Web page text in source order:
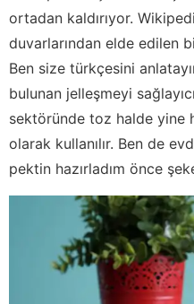
ortadan kaldırıyor.
duvarlarından elde edilen
Ben size türkçesini
bulunan jelleşmeyi
sektöründe toz halde yine
olarak kullanılır. Ben de
pektin hazırladım önce